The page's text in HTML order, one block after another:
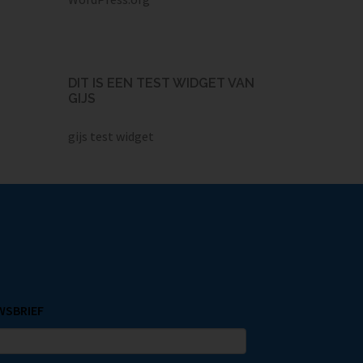
DIT IS EEN TEST WIDGET VAN
GIJS
gijs test widget